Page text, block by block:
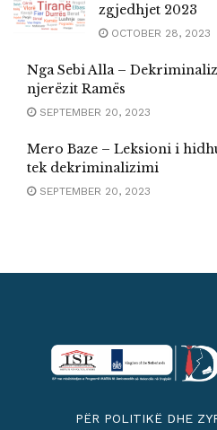
zgjedhjet 2023
OCTOBER 28, 2023
Nga Sebi Alla –
njerëzit Ramës
SEPTEMBER 20, 2023
Mero Baze – Leksioni i
tek dekriminalizimi
SEPTEMBER 20, 2023
PËR POLITIKË DHE